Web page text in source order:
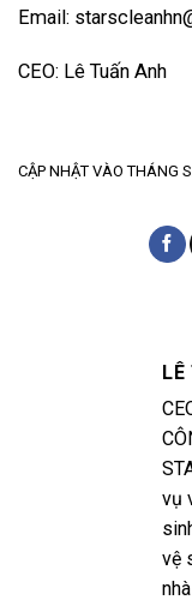
Email:
CEO: Lê Tuấn Anh
CẬP NHẬT VÀO THÁNG
LÊ
vụ
vệ